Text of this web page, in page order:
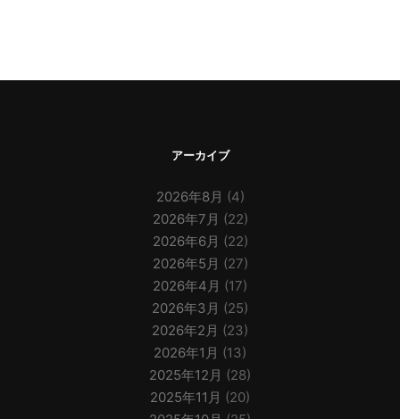
アーカイブ
2026年8月 (4)
2026年7月 (22)
2026年6月 (22)
2026年5月 (27)
2026年4月 (17)
2026年3月 (25)
2026年2月 (23)
2026年1月 (13)
2025年12月 (28)
2025年11月 (20)